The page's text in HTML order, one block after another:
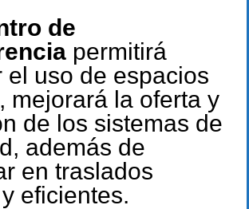
de
permitirá
el uso de espacios
mejorará la oferta y
de los sistemas de
además de
en traslados
eficientes.